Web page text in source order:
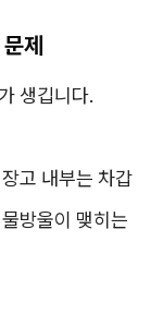
제
생깁니다.
고 내부는 차갑
방울이 맺히는